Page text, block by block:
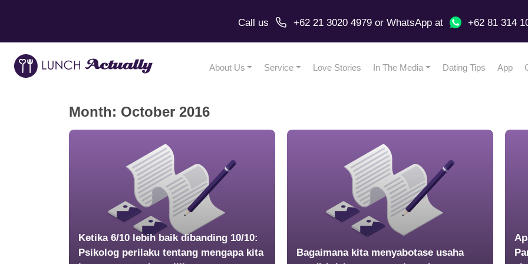
Call us +62 21 3020 4979 or WhatsAppat +62 81 314
About Us Service Love Stories In The Media Dating Tips App
Month: October 2016
Ketika 6/10 lebih baik dibanding 10/10:
Psikolog perilaku tentang mengapa kita
Bagaimana kita menyabotase usaha